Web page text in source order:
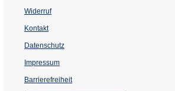
Widerruf
Kontakt
Datenschutz
Impressum
Barrierefreiheit